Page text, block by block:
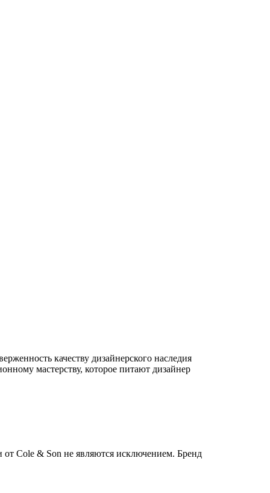
качеству дизайнерского наследия
мастерству, которое питают дизайнер
от Cole & Son не являются исключением. Бренд